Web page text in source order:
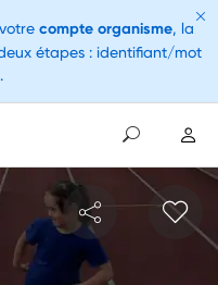
compte organisme, la
étapes : identifiant/mot